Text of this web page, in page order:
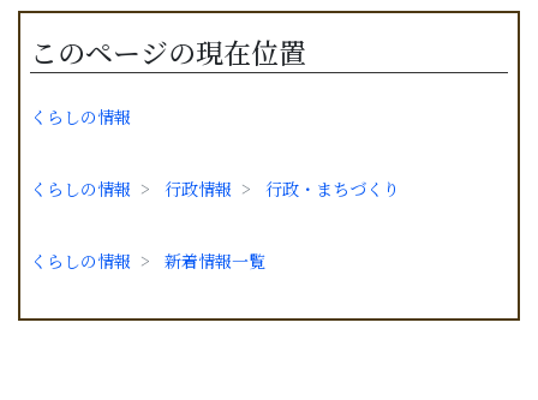
このページの現在位置
くらしの情報
くらしの情報 行政情報 行政・まちづくり
くらしの情報 新着情報一覧